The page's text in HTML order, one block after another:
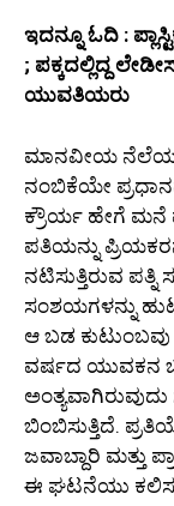
ಇದನ್ನೂ ಓದಿ :
; ಪಕ್ಕದಲ್ಲಿದ್ದ
ಯುವತಿಯರು
ಮಾನವೀಯ
ನಂಬಿಕೆಯೇ
ಕ್ರೌರ್ಯ ಹೇಗೆ ಮನೆ
ಪತಿಯನ್ನು
ನಟಿಸುತ್ತಿರುವ
ಸಂಶಯಗಳನ್ನು
ಆ ಬಡ
ವರ್ಷದ ಯುವಕನ
ಬಿಂಬಿಸುತ್ತಿದೆ.
ಜವಾಬ್ದಾರಿ ಮತ್ತು
ಈ ಘಟನೆಯು